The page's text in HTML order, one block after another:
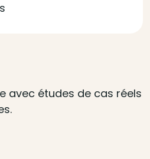
avec études de cas réels